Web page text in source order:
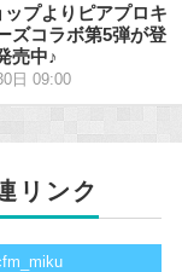
ップよりピアプロキ
ズコラボ第5弾が登
売中♪
日 09:00
リンク